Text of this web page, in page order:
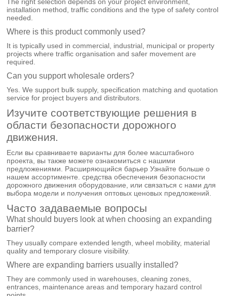
installation method, traffic conditions and the type of safety control
needed.
Where is this product commonly used?
It is typically used in commercial, industrial, municipal or property
projects where traffic organisation and safer movement are
required.
Can you support wholesale orders?
Yes. We support bulk supply, specification matching and quotation
service for project buyers and distributors.
Изучите соответствующие решения в
области безопасности дорожного
движения.
Если вы сравниваете варианты для более масштабного
проекта, вы также можете ознакомиться с нашими
предложениями. Расширяющийся барьер Узнайте больше о
нашем ассортименте.средства обеспечения безопасности
дорожного движения оборудование , илисвязаться с нами для
выбора модели и получения оптовых ценовых предложений.
Часто задаваемые вопросы
What should buyers look at when choosing an expanding
barrier?
They usually compare extended length, wheel mobility, material
quality and temporary closure visibility.
Where are expanding barriers usually installed?
They are commonly used in warehouses, cleaning zones,
entrances, maintenance areas and temporary hazard control